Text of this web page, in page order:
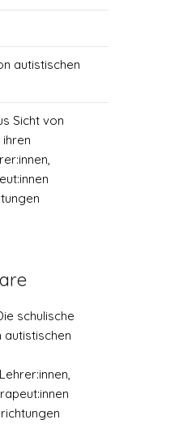
autistischen
Sicht von
ihren
schulische
autistischen